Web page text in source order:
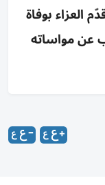
العزاء بوفاة
عن مواساته